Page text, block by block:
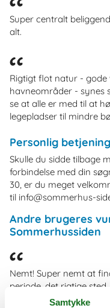
Super centralt
alt.
Rigtigt flot natur - gode
havneområder - synes
se at alle er med til at
legepladser til mindre
Personlig betjening
Skulle du sidde tilbage
forbindelse med din
30, er du meget
til info@sommerhus-
Andre brugeres
Sommerhussiden
Nemt! Super nemt at
periode, det rigtige
Samtykke